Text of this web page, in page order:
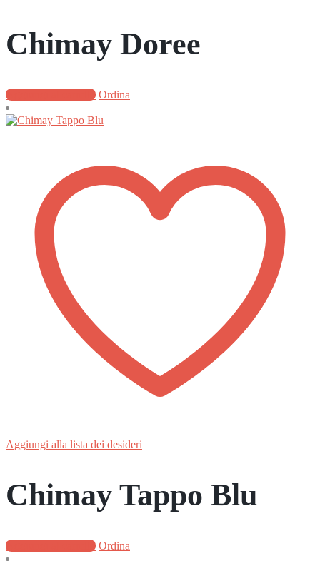
Chimay Doree
Aggiungi al carrello Ordina
Aggiungi alla lista dei desideri
Chimay Tappo Blu
Aggiungi al carrello Ordina